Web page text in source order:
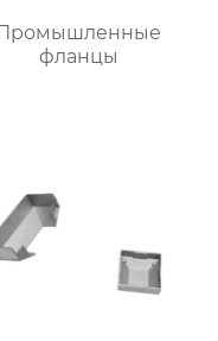
фланцы